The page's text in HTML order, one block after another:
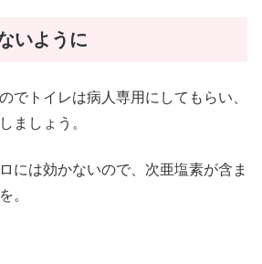
いように
でトイレは病人専用にしてもらい、
ましょう。
には効かないので、次亜塩素が含ま
。